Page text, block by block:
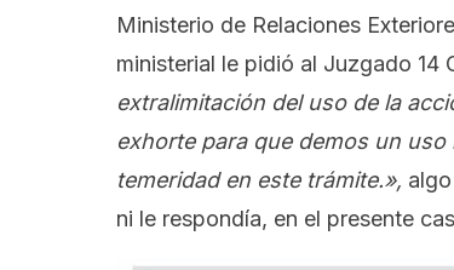
Ministerio de Relaciones
ministerial le pidió al Juzgado 14
extralimitación del uso de la
exhorte para que demos un
temeridad en este trámite.»,
ni le respondía, en el presente